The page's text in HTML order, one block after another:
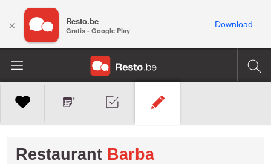
Restaurant Barba
× Resto.be
Gratis - Google Play
Download